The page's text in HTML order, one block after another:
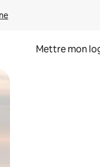
Mettre mon